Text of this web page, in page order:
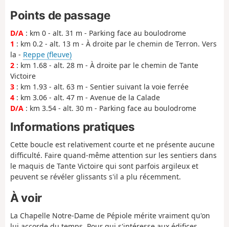
Points de passage
D/A : km 0 - alt. 31 m - Parking face au boulodrome
1 : km 0.2 - alt. 13 m - À droite par le chemin de Terron. Vers
la - Reppe (fleuve)
2 : km 1.68 - alt. 28 m - À droite par le chemin de Tante
Victoire
3 : km 1.93 - alt. 63 m - Sentier suivant la voie ferrée
4 : km 3.06 - alt. 47 m - Avenue de la Calade
D/A : km 3.54 - alt. 30 m - Parking face au boulodrome
Informations pratiques
Cette boucle est relativement courte et ne présente aucune
difficulté. Faire quand-même attention sur les sentiers dans
le maquis de Tante Victoire qui sont parfois argileux et
peuvent se révéler glissants s'il a plu récemment.
À voir
La Chapelle Notre-Dame de Pépiole mérite vraiment qu'on